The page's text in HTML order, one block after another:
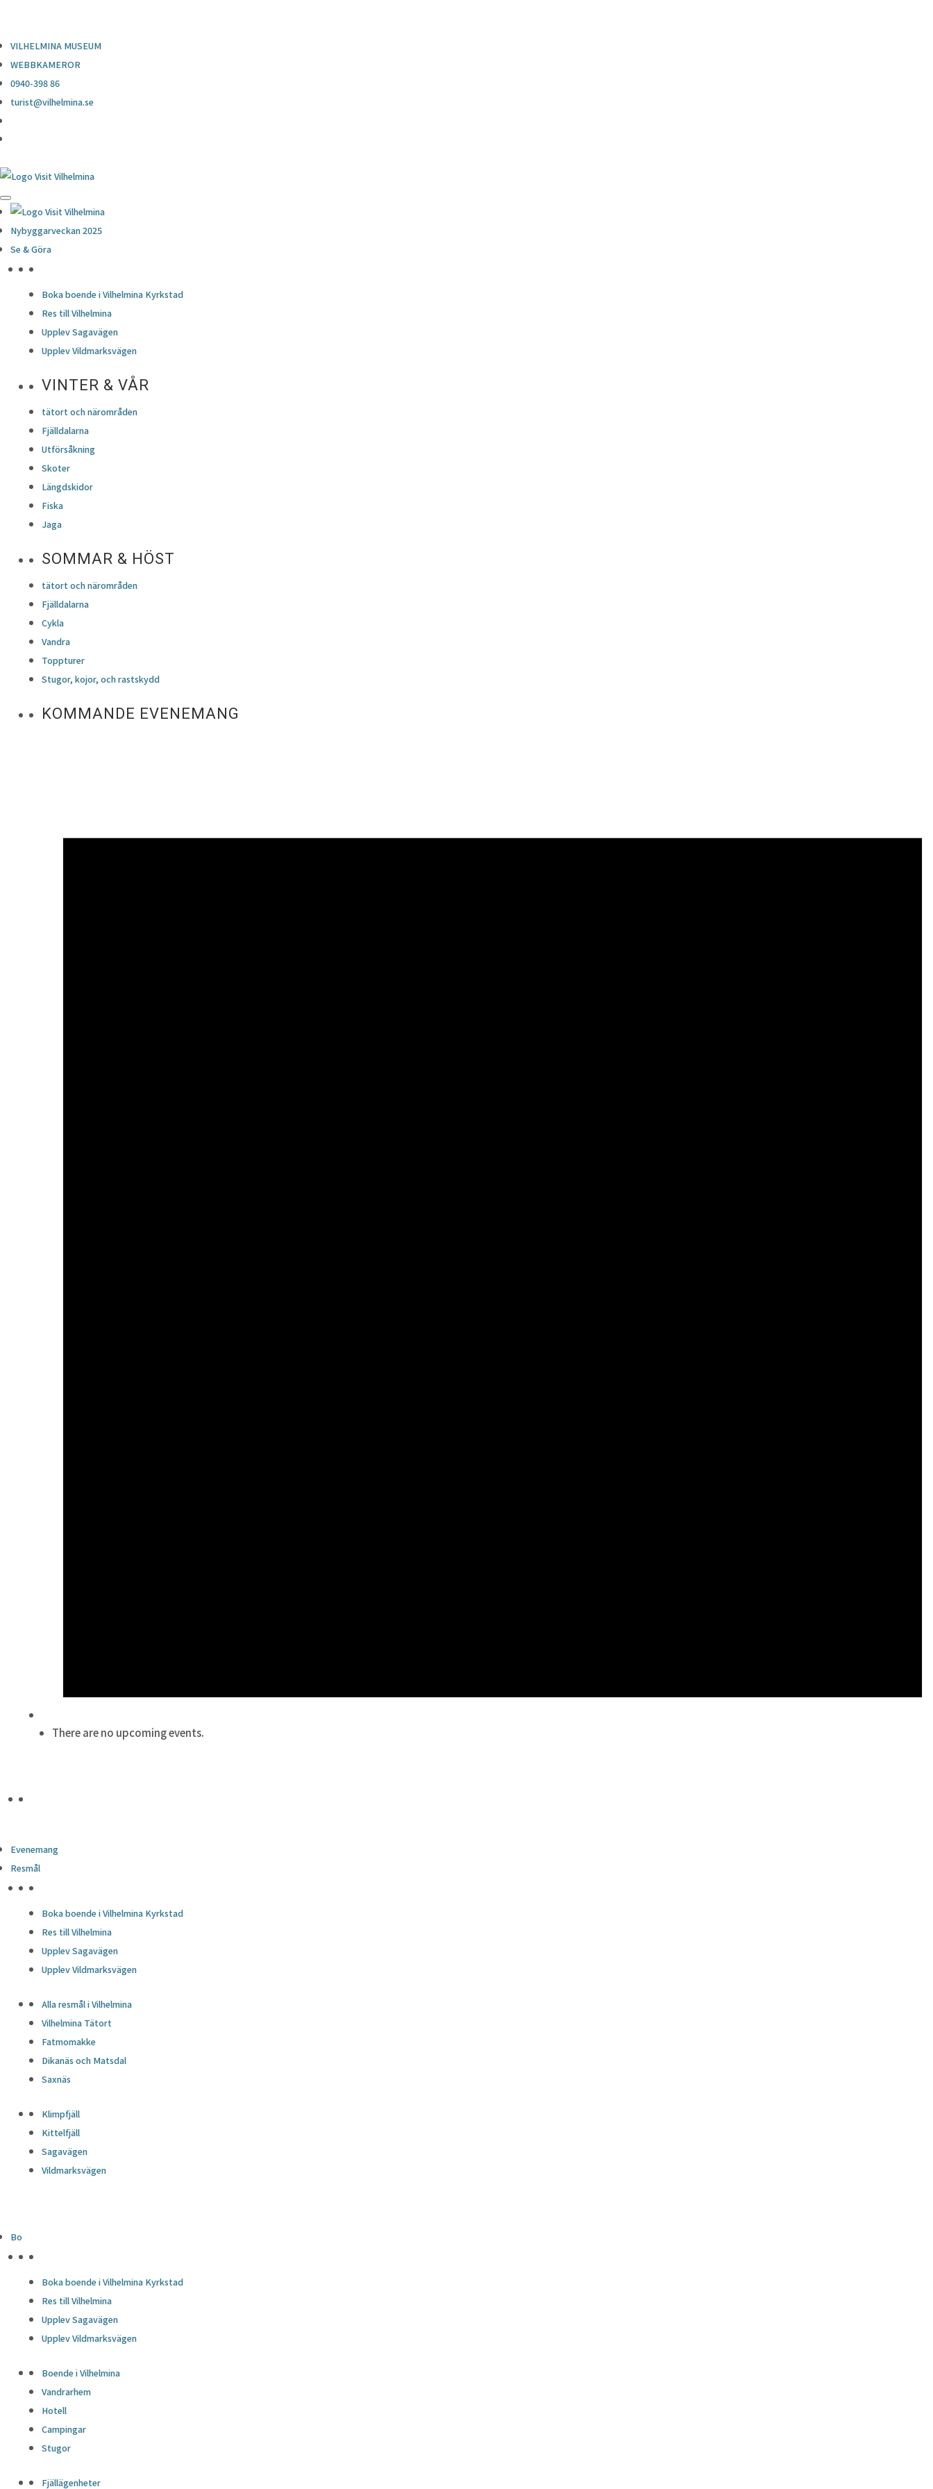
VILHELMINA MUSEUM
WEBBKAMEROR
0940-398 86
turist@vilhelmina.se
Nybyggarveckan 2025
Se & Göra
Boka boende i Vilhelmina Kyrkstad
Res till Vilhelmina
Upplev Sagavägen
Upplev Vildmarksvägen
VINTER & VÅR
tätort och närområden
Fjälldalarna
Utförsåkning
Skoter
Längdskidor
Fiska
Jaga
SOMMAR & HÖST
tätort och närområden
Fjälldalarna
Cykla
Vandra
Toppturer
Stugor, kojor, och rastskydd
KOMMANDE EVENEMANG
There are no upcoming events.
Evenemang
Resmål
Boka boende i Vilhelmina Kyrkstad
Res till Vilhelmina
Upplev Sagavägen
Upplev Vildmarksvägen
Alla resmål i Vilhelmina
Vilhelmina Tätort
Fatmomakke
Dikanäs och Matsdal
Saxnäs
Klimpfjäll
Kittelfjäll
Sagavägen
Vildmarksvägen
Bo
Boka boende i Vilhelmina Kyrkstad
Res till Vilhelmina
Upplev Sagavägen
Upplev Vildmarksvägen
Boende i Vilhelmina
Vandrarhem
Hotell
Campingar
Stugor
Fjällägenheter